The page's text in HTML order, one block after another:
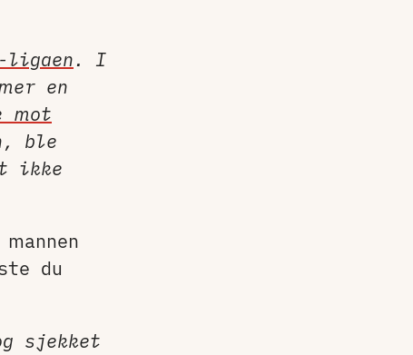
ligaen. I
en
mot
ble
ikke
du
sjekket